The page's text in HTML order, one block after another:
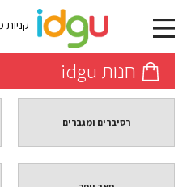
קניות
חנות idgu
רסיברים ומגברים